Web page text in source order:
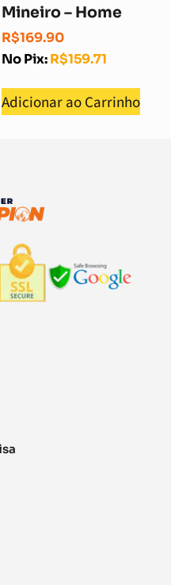
Mineiro – Home
R$169.90
No Pix:R$159.71
Adicionar ao Carrinho